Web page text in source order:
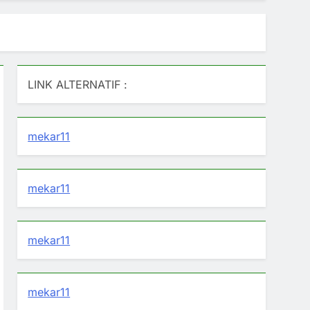
LINK ALTERNATIF :
mekar11
mekar11
mekar11
mekar11